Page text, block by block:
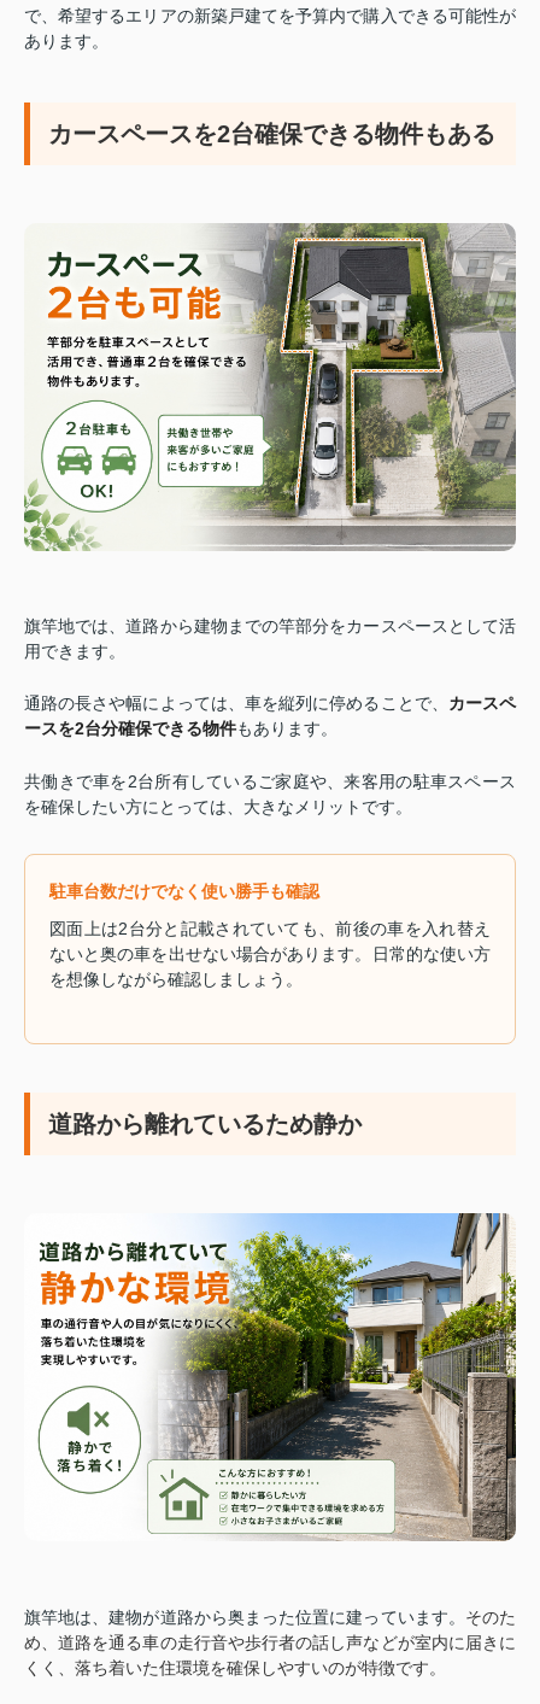
で、希望するエリアの新築戸建てを予算内で購入できる可能性が
あります。
カースペースを2台確保できる物件もある
旗竿地では、道路から建物までの竿部分をカースペースとして活
用できます。
通路の長さや幅によっては、車を縦列に停めることで、 カースペ
ースを2台分確保できる物件もあります。
共働きで車を2台所有しているご家庭や、来客用の駐車スペース
を確保したい方にとっては、大きなメリットです。
駐車台数だけでなく使い勝手も確認
図面上は2台分と記載されていても、前後の車を入れ替え
ないと奥の車を出せない場合があります。日常的な使い方
を想像しながら確認しましょう。
道路から離れているため静か
旗竿地は、建物が道路から奥まった位置に建っています。 そのた
め、道路を通る車の走行音や歩行者の話し声などが室内に届きに
くく、落ち着いた住環境を確保しやすいのが特徴です。